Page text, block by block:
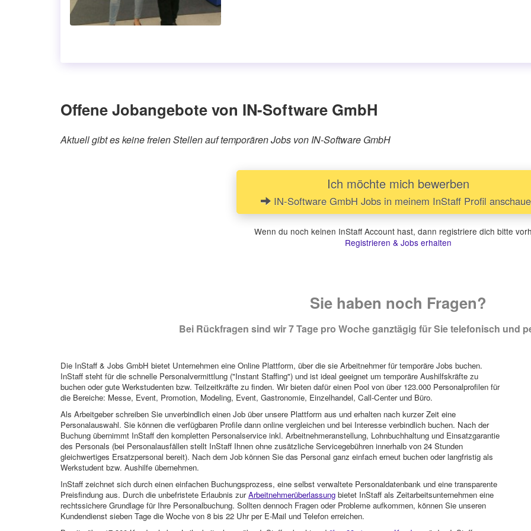
Offene Jobangebote von IN-Software GmbH
Aktuell gibt es keine freien Stellen auf temporären Jobs von IN-Software GmbH
Ich möchte mich bewerben
IN-Software GmbH Jobs in meinem InStaff Profil
Wenn du noch keinen InStaff Account hast, dann registriere dich bitte
Registrieren & Jobs erhalten
Sie haben noch Fragen?
Bei Rückfragen sind wir 7 Tage pro Woche ganztägig für Sie telefonisch und
Die InStaff & Jobs GmbH bietet Unternehmen eine Online Plattform, über die sie Arbeitnehmer für temporäre Jobs buchen.
InStaff steht für die schnelle Personalvermittlung ("Instant Staffing") und ist ideal geeignet um temporäre Aushilfskräfte zu
buchen oder gute Werkstudenten bzw. Teilzeitkräfte zu finden. Wir bieten dafür einen Pool von über 123.000 Personalprofilen für
die Bereiche: Messe, Event, Promotion, Modeling, Event, Gastronomie, Einzelhandel, Call-Center und Büro.
Als Arbeitgeber schreiben Sie unverbindlich einen Job über unsere Plattform aus und erhalten nach kurzer Zeit eine
Personalauswahl. Sie können die verfügbaren Profile dann online vergleichen und bei Interesse verbindlich buchen. Nach der
Buchung übernimmt InStaff den kompletten Personalservice inkl. Arbeitnehmeranstellung, Lohnbuchhaltung und Einsatzgarantie
des Personals (bei Personalausfällen stellt InStaff Ihnen ohne zusätzliche Servicegebühren innerhalb von 24 Stunden
gleichwertiges Ersatzpersonal bereit). Nach dem Job können Sie das Personal ganz einfach erneut buchen oder langfristig als
Werkstudent bzw. Aushilfe übernehmen.
InStaff zeichnet sich durch einen einfachen Buchungsprozess, eine selbst verwaltete Personaldatenbank und eine transparente
Preisfindung aus. Durch die unbefristete Erlaubnis zurArbeitnehmerüberlassung bietet InStaff als Zeitarbeitsunternehmen eine
rechtssichere Grundlage für Ihre Personalbuchung. Sollten dennoch Fragen oder Probleme aufkommen, können Sie unseren
Kundendienst sieben Tage die Woche von 8 bis 22 Uhr per E-Mail und Telefon erreichen.